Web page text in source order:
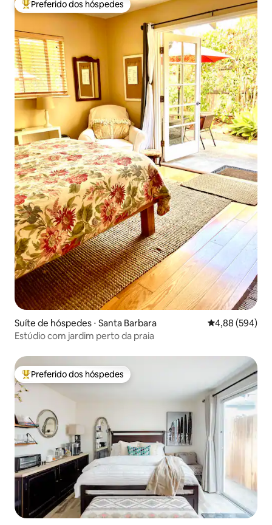
Entre os melhores preferidos dos hóspedes
Preferido dos hóspedes
Suíte de hóspedes ⋅ Santa Barbara 4,88 de uma
4,88 (594)
Estúdio com jardim perto da praia
Entre os melhores preferidos dos hóspedes
Preferido dos hóspedes